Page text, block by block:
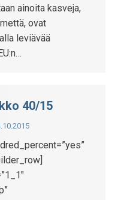
ainoita kasveja,
ovat
leviävää
40/15